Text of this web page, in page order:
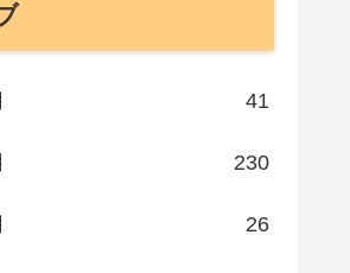
41
230
26